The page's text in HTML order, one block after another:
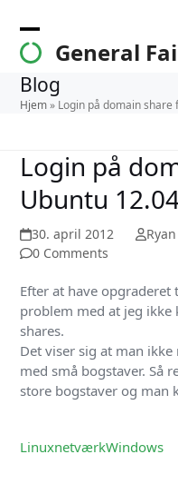
content
General
Open
mobile
menu
Close
mobile
menu
Blog
Hjem» Login på domain share
Login på
Ubuntu
30. april 2012
0 Comments
Efter at have
problem med at jeg
shares.
Det viser sig at man
med små bogstaver. Så
store bogstaver og man
LinuxnetværkWindows